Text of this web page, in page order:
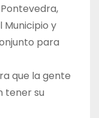
Municipio y
para
que la gente
tener su